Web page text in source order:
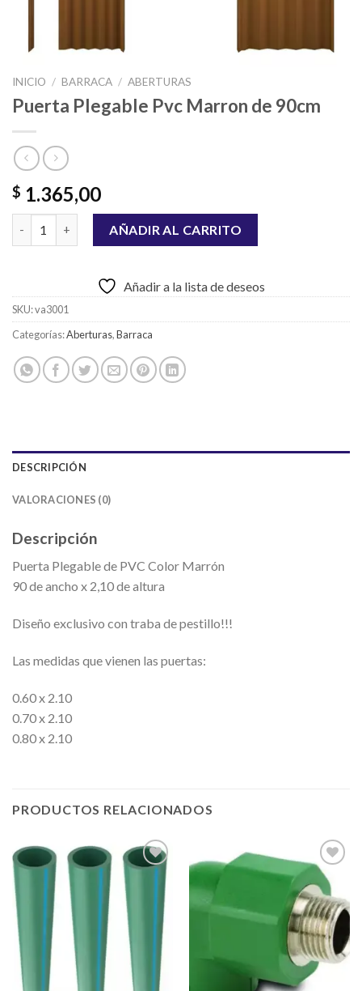
INICIO / BARRACA / ABERTURAS
Puerta Plegable Pvc Marron de 90cm
$ 1.365,00
Puerta Plegable Pvc Marron de 90cm cantidad
AÑADIR AL CARRITO
Añadir a la lista de deseos
SKU:va3001
Categorías:Aberturas,Barraca
DESCRIPCIÓN
VALORACIONES (0)
Descripción
Puerta Plegable de PVC Color Marrón
90 de ancho x 2,10 de altura
Diseño exclusivo con traba de pestillo!!!
Las medidas que vienen las puertas:
0.60 x 2.10
0.70 x 2.10
0.80 x 2.10
PRODUCTOS RELACIONADOS
lista de
deseos
Añadir
a la
lista de
deseos